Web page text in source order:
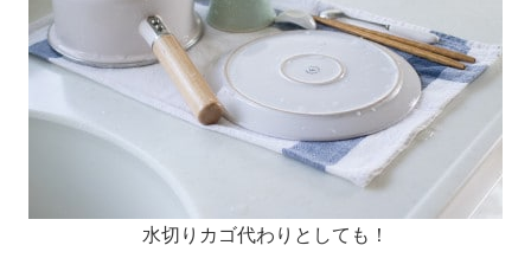
水切りカゴ代わりとしても！